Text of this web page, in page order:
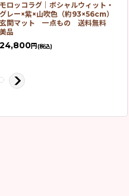
モロッコラグ｜ボシャルウィット・
グレー×紫×山吹色（約93×56cm）
玄関マット 一点もの 送料無料
美品
24,800円(税込)